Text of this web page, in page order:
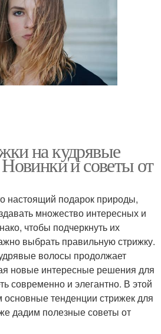
на кудрявые
и советы от
настоящий подарок природы,
множество интересных и
чтобы подчеркнуть их
выбрать правильную стрижку.
волосы продолжает
новые интересные решения для
современно и элегантно. В этой
тенденции стрижек для
дадим полезные советы от